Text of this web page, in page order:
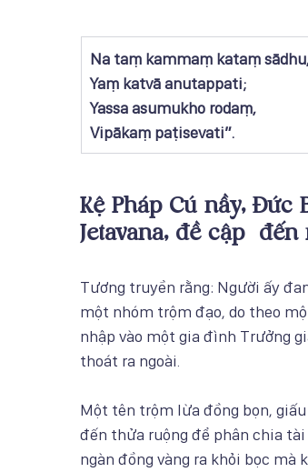
​Na taṃ kammaṃ kataṃ
Yaṃ katvā anutappati;
Yassa asumukho rodaṃ,
Vipākaṃ paṭisevati”.
Kệ Pháp Cú nầy, Đức
Jetavana, đề cập
Tương truyền rằng: Người ấy
một nhóm trộm đạo, do theo
nhập vào một gia đình Trưởng
thoát ra ngoài.
Một tên trộm lừa đồng bọn,
đến thửa ruộng để phân chia
ngàn đồng vàng ra khỏi bọc mà